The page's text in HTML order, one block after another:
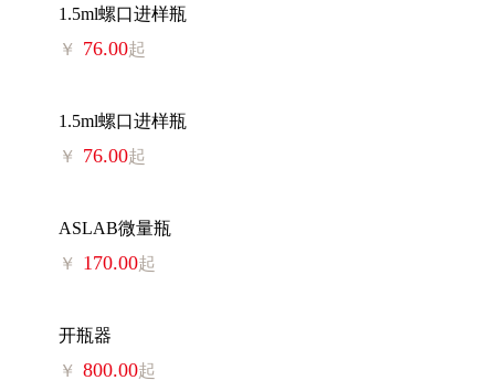
1.5ml螺口进样瓶
￥ 76.00起
1.5ml螺口进样瓶
￥ 76.00起
ASLAB微量瓶
￥ 170.00起
开瓶器
￥ 800.00起